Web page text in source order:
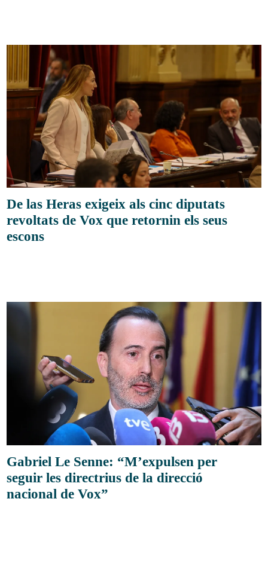
De las Heras exigeix als cinc diputats
revoltats de Vox que retornin els seus
escons
Gabriel Le Senne: “M’expulsen per
seguir les directrius de la direcció
nacional de Vox”